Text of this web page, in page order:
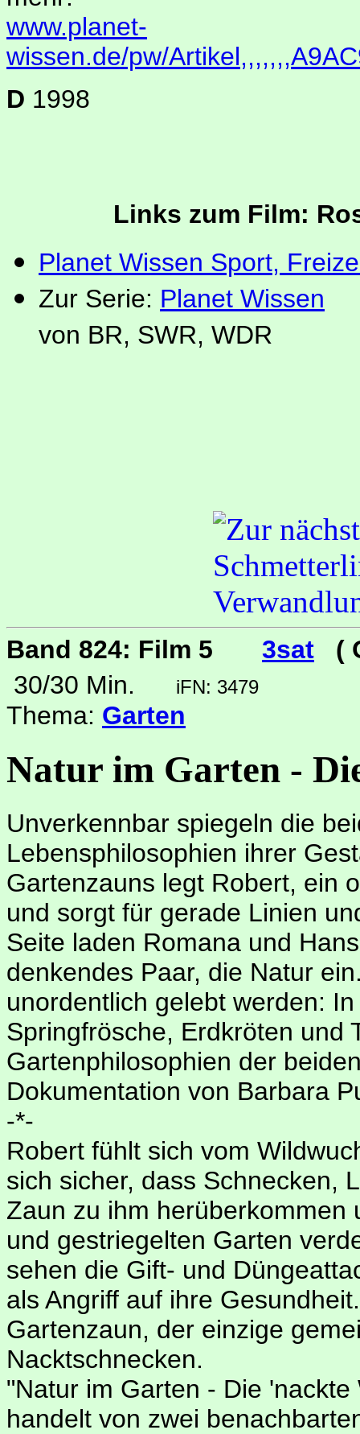
www.planet-
wissen.de/pw/
D 1998
Links zum Film:
Planet Wissen Sport,
Zur Serie: Planet Wissen
von BR, SWR, WDR
Band 824: Film 5 3sat
(
30/30 Min.
iFN: 3479
Thema: Garten
Natur im Garten -
Unverkennbar spiegeln die
Lebensphilosophien ihrer
Gartenzauns legt Robert, ein
und sorgt für gerade Linien
Seite laden Romana und
denkendes Paar, die Natur
unordentlich gelebt werden:
Springfrösche, Erdkröten und
Gartenphilosophien der
Dokumentation von Barbara
-*-
Robert fühlt sich vom
sich sicher, dass Schnecken,
Zaun zu ihm herüberkommen
und gestriegelten Garten
sehen die Gift- und
als Angriff auf ihre
Gartenzaun, der einzige
Nacktschnecken.
"Natur im Garten - Die
handelt von zwei